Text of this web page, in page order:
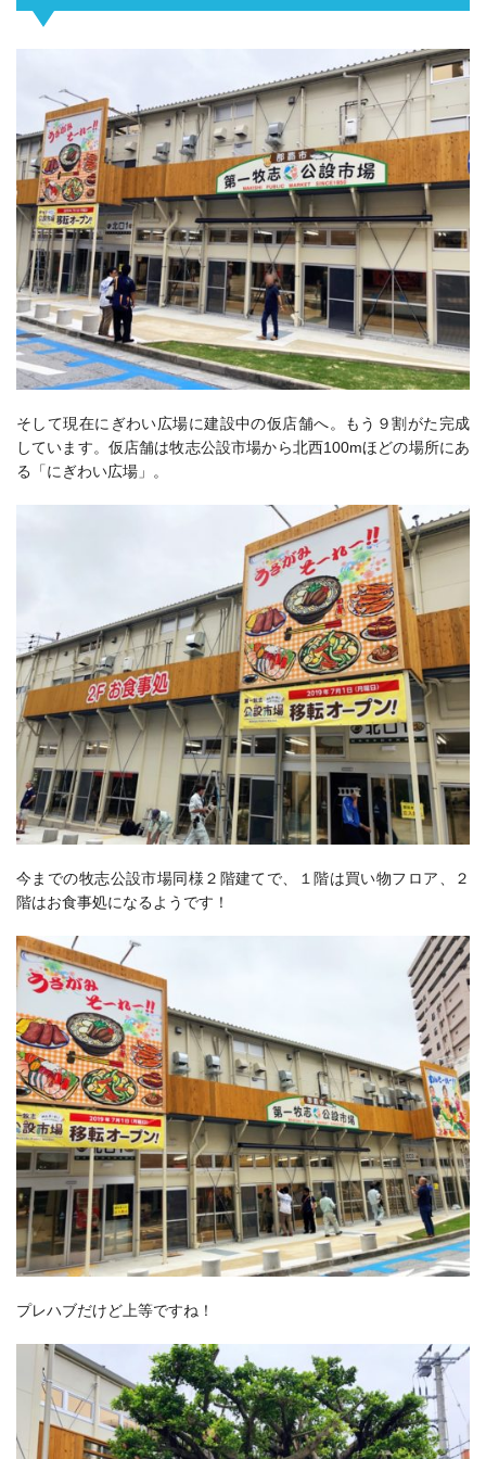
そして現在にぎわい広場に建設中の仮店舗へ。もう９割がた完成
しています。仮店舗は牧志公設市場から北西100mほどの場所にあ
る「にぎわい広場」。
今までの牧志公設市場同様２階建てで、１階は買い物フロア、２
階はお食事処になるようです！
プレハブだけど上等ですね！